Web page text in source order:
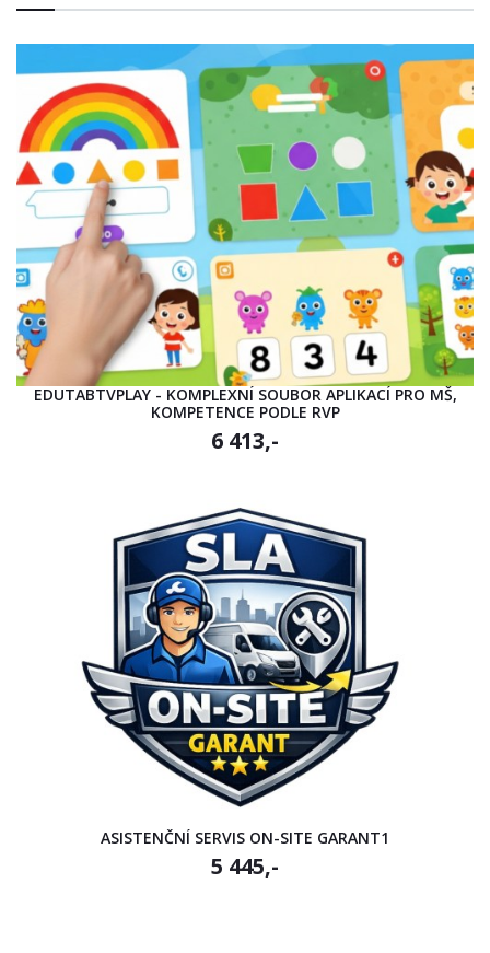
EDUTABTVPLAY - KOMPLEXNÍ SOUBOR APLIKACÍ PRO MŠ,
KOMPETENCE PODLE RVP
6 413,-
ASISTENČNÍ SERVIS ON-SITE GARANT1
5 445,-